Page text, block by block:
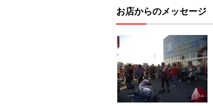
お店からのメッセージ